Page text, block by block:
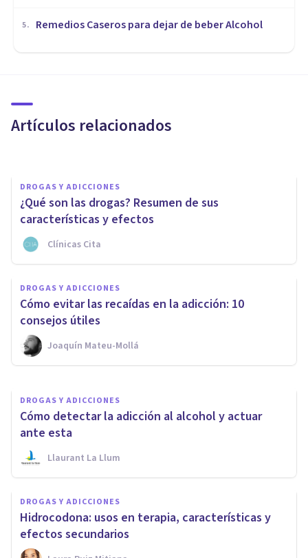
5. Remedios Caseros para dejar de beber Alcohol
Artículos relacionados
Krokodil: los terribles efectos
droga
DROGAS Y ADICCIONES
¿Qué son las drogas? Resumen de sus
características y efectos
Clínicas Cita
DROGAS Y ADICCIONES
Cómo evitar las recaídas en la adicción: 10
consejos útiles
Joaquín Mateu-Mollá
La adicción al juego: un
problema psicológico y social
Ignacio García Vicente
DROGAS Y ADICCIONES
Cómo detectar la adicción al alcohol y actuar
ante esta
Llaurant La Llum
DROGAS Y ADICCIONES
Hidrocodona: usos en terapia, características y
efectos secundarios